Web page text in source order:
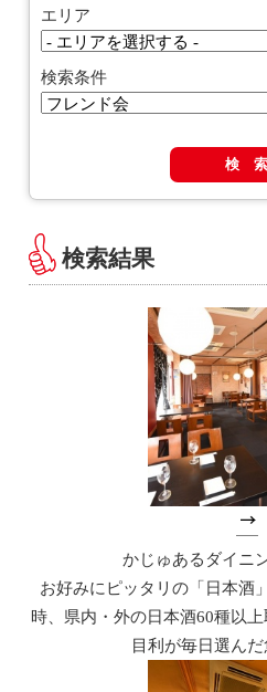
エリア
検索条件
検 索
検索結果
かじゅあるダイニ
お好みにピッタリの「日本酒
時、県内・外の日本酒60種以
目利が毎日選んだ